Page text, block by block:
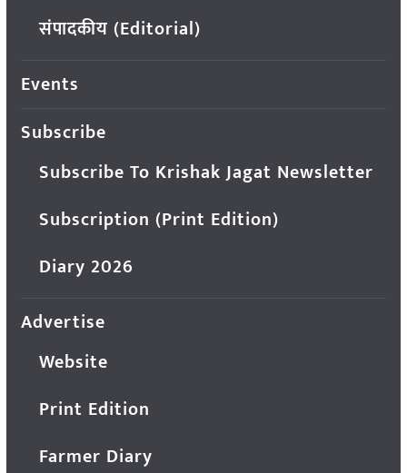
संपादकीय (Editorial)
Events
Subscribe
Subscribe To Krishak Jagat Newsletter
Subscription (Print Edition)
Diary 2026
Advertise
Website
Print Edition
Farmer Diary